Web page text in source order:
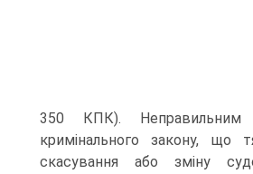
350 КПК). Неправильним
кримінального закону, що
скасування або зміну